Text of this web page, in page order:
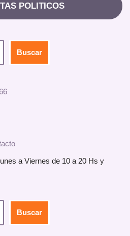
POLITICOS
Buscar
a Viernes de 10 a 20 Hs y
Buscar